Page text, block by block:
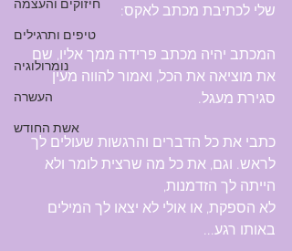
חיזוקים והעצמה
טיפים ותרגילים
נומרולוגיה
העשרה
אשת החודש
שלי לכתיבת מכתב לאקס:
המכתב יהיה מכתב פרידה ממך אליו, שם
את מוציאה את הכל, ואמור להווה מעין
סגירת מעגל.
כתבי את כל הדברים והרגשות שעולים לך
לראש. וגם, את כל מה שרצית לומר ולא
הייתה לך הזדמנות,
לא הספקת, או אולי לא יצאו לך המילים
באותו רגע...